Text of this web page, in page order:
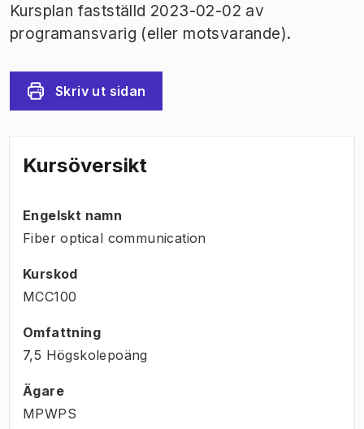
Kursplan fastställd 2023-02-02 av
programansvarig (eller motsvarande).
Skriv ut sidan
Kursöversikt
Engelskt namn
Fiber optical communication
Kurskod
MCC100
Omfattning
7,5 Högskolepoäng
Ägare
MPWPS